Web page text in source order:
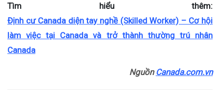
Tìm hiểu thêm:
Định cư Canada diện tay nghề (Skilled Worker) – Cơ hội
làm việc tại Canada và trở thành thường trú nhân
Canada
Nguồn Canada.com.vn